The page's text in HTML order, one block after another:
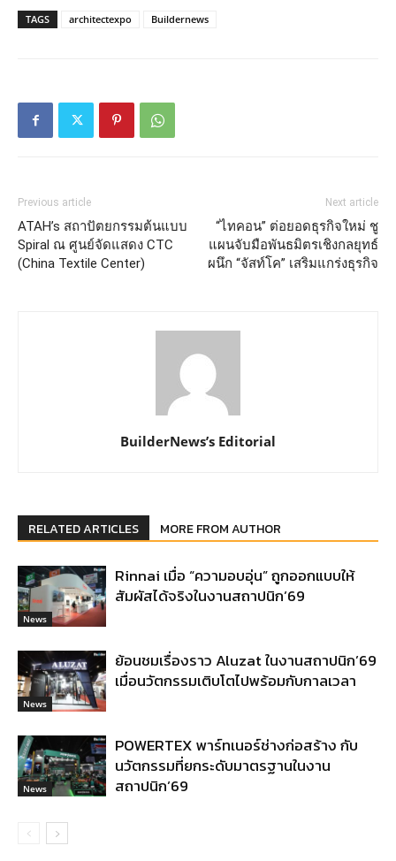
TAGS architectexpo Buildernews
Previous article
ATAH’s สถาปัตยกรรมต้นแบบ
Spiral ณ ศูนย์จัดแสดง CTC
(China Textile Center)
Next article
“ไทคอน” ต่อยอดธุรกิจใหม่ ชู
แผนจับมือพันธมิตรเชิงกลยุทธ์
ผนึก “จัสท์โค” เสริมแกร่งธุรกิจ
BuilderNews’s Editorial
RELATED ARTICLES MORE FROM AUTHOR
News
Rinnai เมื่อ “ความอบอุ่น” ถูกออกแบบให้
สัมผัสได้จริงในงานสถาปนิก’69
News
ย้อนชมเรื่องราว Aluzat ในงานสถาปนิก’69
เมื่อนวัตกรรมเติบโตไปพร้อมกับกาลเวลา
News
POWERTEX พาร์ทเนอร์ช่างก่อสร้าง กับ
นวัตกรรมที่ยกระดับมาตรฐานในงาน
สถาปนิก’69